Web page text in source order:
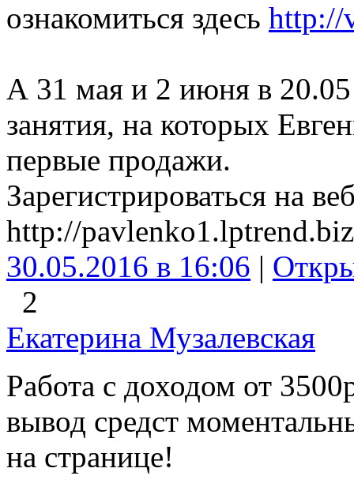
ознакомиться здесь http://
А 31 мая и 2 июня в 20.05
занятия, на которых
первые продажи.
Зарегистрироваться на
http://
30.05.2016 в 16:06 |
2
Екатерина Музалевская
Работа с доходом от
вывод средст
на странице!